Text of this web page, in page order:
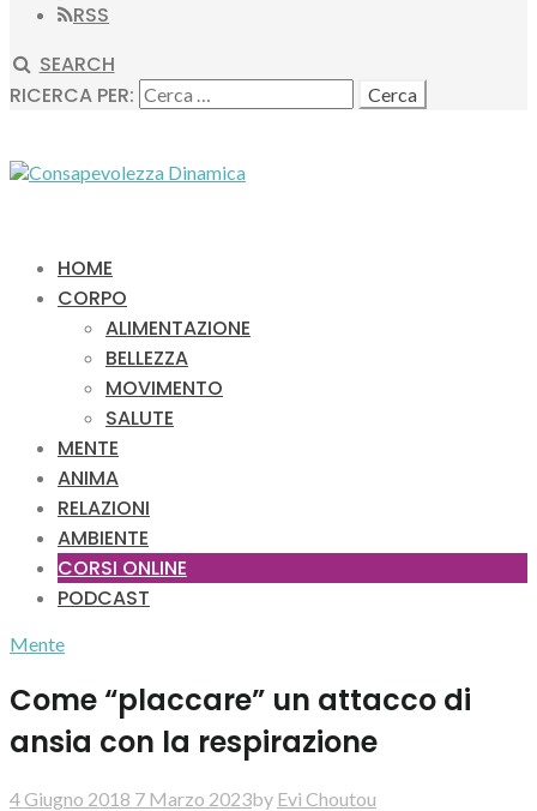
RSS
SEARCH
RICERCA PER:
HOME
CORPO
ALIMENTAZIONE
BELLEZZA
MOVIMENTO
SALUTE
MENTE
ANIMA
RELAZIONI
AMBIENTE
CORSI ONLINE
PODCAST
Mente
Come “placcare” un attacco di
ansia con la respirazione
4 Giugno 2018 7 Marzo 2023by Evi Choutou